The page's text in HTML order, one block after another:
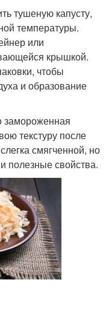
тушеную капусту,
температуры.
или
крышкой.
чтобы
и образование
замороженная
текстуру после
смягченной, но
полезные свойства.